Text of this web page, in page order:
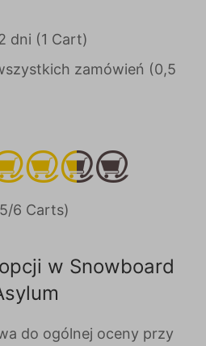
dni (1 Cart)
zamówień (0,5
6 Carts)
w Snowboard
do ogólnej oceny przy